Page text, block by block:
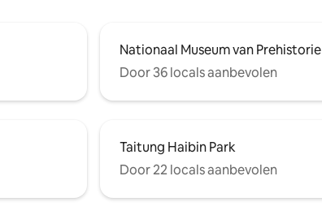
Nationaal Museum van Prehistorie
Door 36 locals aanbevolen
Taitung Haibin Park
Door 22 locals aanbevolen